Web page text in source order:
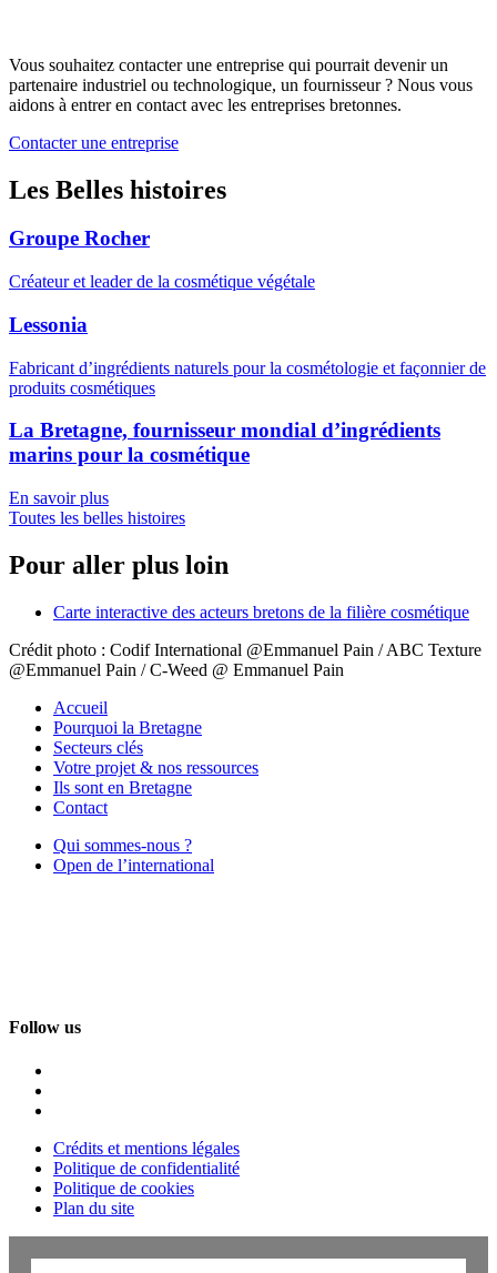
Vous souhaitez contacter une entreprise qui pourrait devenir un
partenaire industriel ou technologique, un fournisseur ? Nous vous
aidons à entrer en contact avec les entreprises bretonnes.
Contacter une entreprise
Les Belles histoires
Groupe Rocher
Créateur et leader de la cosmétique végétale
Lessonia
Fabricant d’ingrédients naturels pour la cosmétologie et façonnier de
produits cosmétiques
La Bretagne, fournisseur mondial d’ingrédients
marins pour la cosmétique
En savoir plus
Toutes les belles histoires
Pour aller plus loin
Carte interactive des acteurs bretons de la filière cosmétique
Crédit photo : Codif International @Emmanuel Pain / ABC Texture
@Emmanuel Pain / C-Weed @ Emmanuel Pain
Accueil
Pourquoi la Bretagne
Secteurs clés
Votre projet & nos ressources
Ils sont en Bretagne
Contact
Qui sommes-nous ?
Open de l’international
Follow us
Crédits et mentions légales
Politique de confidentialité
Politique de cookies
Plan du site